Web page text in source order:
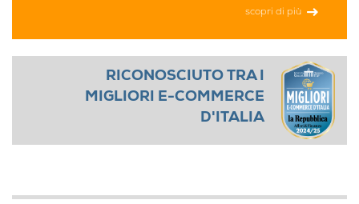
scopri di più
RICONOSCIUTO TRA I
MIGLIORI E-COMMERCE
D'ITALIA